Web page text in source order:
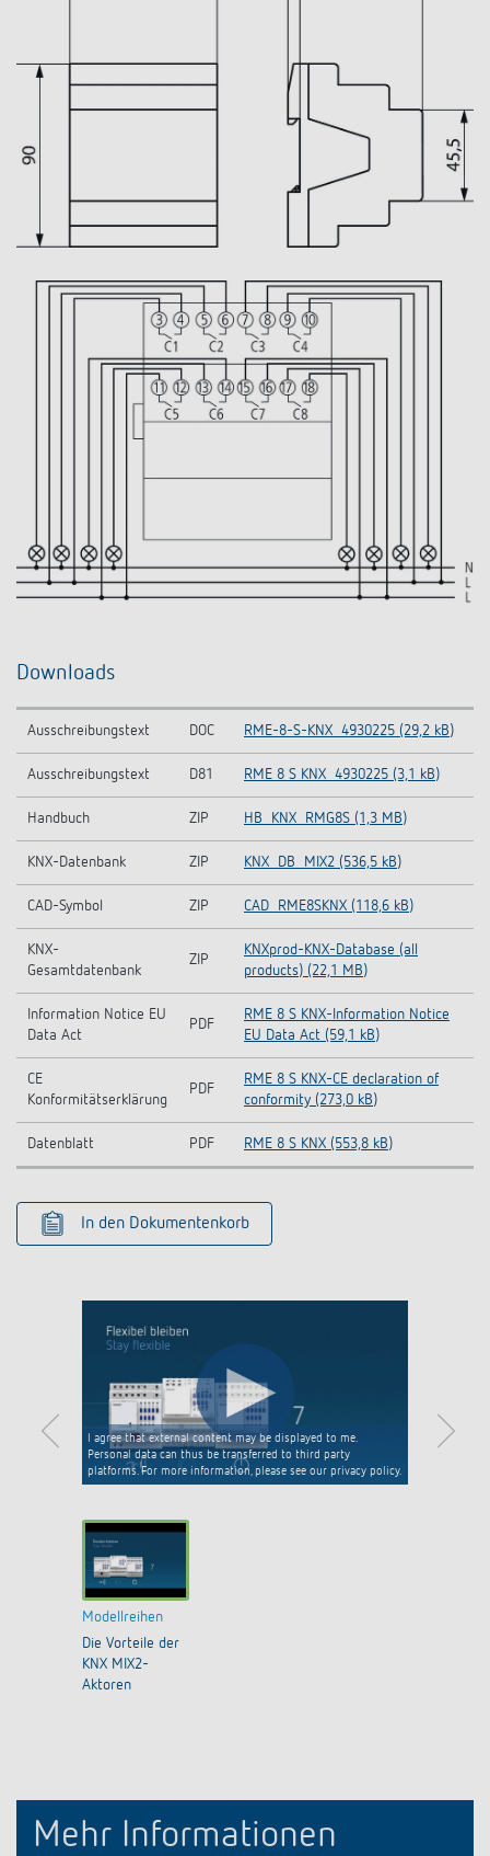
Downloads
Ausschreibungstext DOC RME-8-S-KNX_4930225 (29,2 kB)
Ausschreibungstext D81 RME 8 S KNX_4930225 (3,1 kB)
Handbuch ZIP HB_KNX_RMG8S (1,3 MB)
KNX-Datenbank ZIP KNX_DB_MIX2 (536,5 kB)
CAD-Symbol ZIP CAD_RME8SKNX (118,6 kB)
KNX-
Gesamtdatenbank
ZIP
KNXprod-KNX-Database (all
products) (22,1 MB)
Information Notice EU
Data Act
PDF
RME 8 S KNX-Information Notice
EU Data Act (59,1 kB)
CE
Konformitätserklärung
PDF
RME 8 S KNX-CE declaration of
conformity (273,0 kB)
Datenblatt PDF RME 8 S KNX (553,8 kB)
In den Dokumentenkorb
I agree that external content may be displayed to me.
Personal data can thus be transferred to third party
platforms. For more information, please see our privacy policy.
Modellreihen
Die Vorteile der
KNX MIX2-
Aktoren
Mehr Informationen